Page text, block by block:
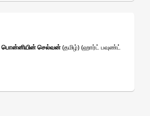
பொன்னியின் செல்வன் (தமிழ்) (ஹார்ட் பவுண்ட்